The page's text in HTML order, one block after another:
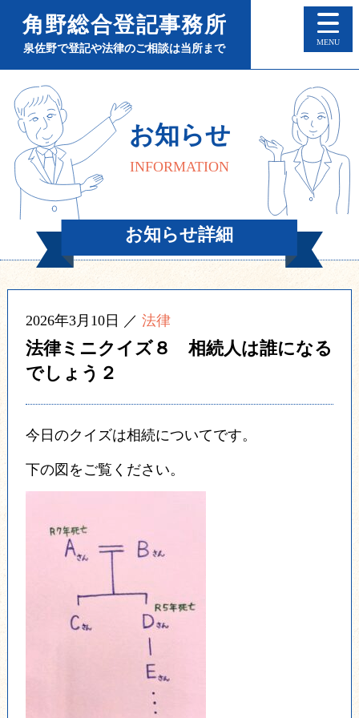
角野総合登記事務所
泉佐野で登記や法律のご相談は当所まで
お知らせ
INFORMATION
お知らせ詳細
2026年3月10日 ／法律
法律ミニクイズ８ 相続人は誰になる
でしょう２
今日のクイズは相続についてです。
下の図をご覧ください。